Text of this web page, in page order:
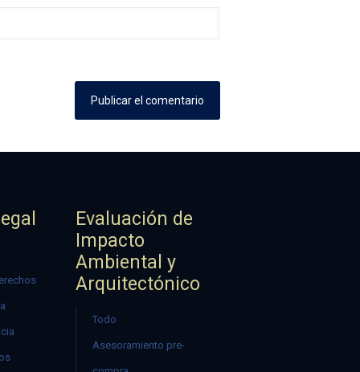
Evaluación de
Impacto
Ambiental y
Arquitectónico
Todo
Asesoramiento pre-